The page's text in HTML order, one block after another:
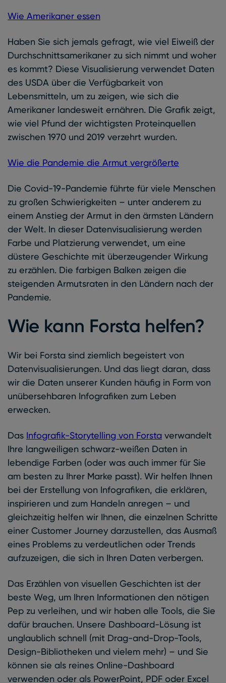
Wie Amerikaner essen
Haben Sie sich jemals gefragt, wie viel Eiweiß der
Durchschnittsamerikaner zu sich nimmt und woher
es kommt? Diese Visualisierung verwendet Daten
des USDA über die Verfügbarkeit von
Lebensmitteln, um zu zeigen, wie sich die
Amerikaner landesweit ernähren. Die Grafik zeigt,
wie viel Pfund der wichtigsten Proteinquellen
zwischen 1970 und 2019 verzehrt wurden.
Wie die Pandemie die Armut vergrößerte
Die Covid-19-Pandemie führte für viele Menschen
zu großen Schwierigkeiten – unter anderem zu
einem Anstieg der Armut in den ärmsten Ländern
der Welt. In dieser Datenvisualisierung werden
Farbe und Platzierung verwendet, um eine
düstere Geschichte mit überzeugender Wirkung
zu erzählen. Die farbigen Balken zeigen die
steigenden Armutsraten in den Ländern nach der
Pandemie.
Wie kann Forsta helfen?
Wir bei Forsta sind ziemlich begeistert von
Datenvisualisierungen. Und das liegt daran, dass
wir die Daten unserer Kunden häufig in Form von
unübersehbaren Infografiken zum Leben
erwecken.
Das Infografik-Storytelling von Forsta verwandelt
Ihre langweiligen schwarz-weißen Daten in
lebendige Farben (oder was auch immer für Sie
am besten zu Ihrer Marke passt). Wir helfen Ihnen
bei der Erstellung von Infografiken, die erklären,
inspirieren und zum Handeln anregen – und
gleichzeitig helfen wir Ihnen, die einzelnen Schritte
einer Customer Journey darzustellen, das Ausmaß
eines Problems zu verdeutlichen oder Trends
aufzuzeigen, die sich in Ihren Daten verbergen.
Das Erzählen von visuellen Geschichten ist der
beste Weg, um Ihren Informationen den nötigen
Pep zu verleihen, und wir haben alle Tools, die Sie
dafür brauchen. Unsere Dashboard-Lösung ist
unglaublich schnell (mit Drag-and-Drop-Tools,
Design-Bibliotheken und vielem mehr) – und Sie
können sie als reines Online-Dashboard
verwenden oder als PowerPoint, PDF oder Excel